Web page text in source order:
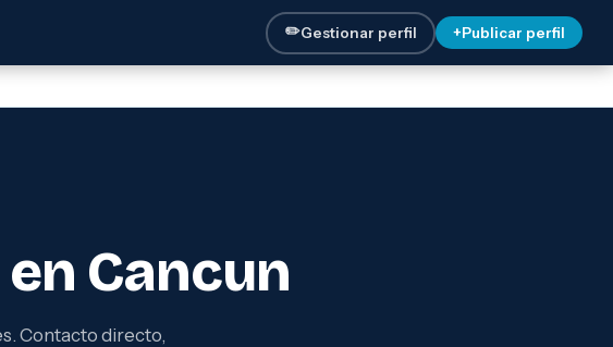
✏️Gestionar perfil +Publicar perfil
en Cancun
Contacto directo,